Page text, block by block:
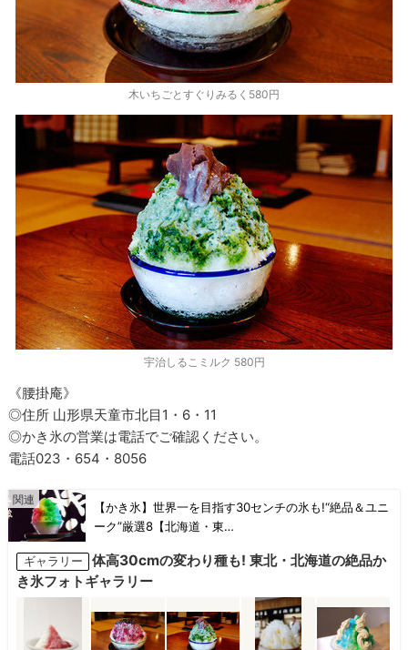
木いちごとすぐりみるく580円
宇治しるこミルク 580円
《腰掛庵》
◎住所 山形県天童市北目1・6・11
◎かき氷の営業は電話でご確認ください。
電話023・654・8056
【かき氷】世界一を目指す30センチの氷も!“絶品＆ユニ
ーク”厳選8【北海道・東…
ギャラリー
体高30cmの変わり種も! 東北・北海道の絶品か
き氷フォトギャラリー